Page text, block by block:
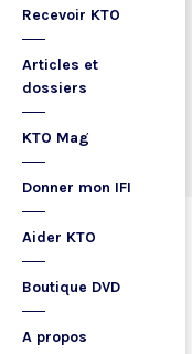
Recevoir KTO
Articles et
dossiers
KTO Mag
Donner mon IFI
Aider KTO
Boutique DVD
A propos